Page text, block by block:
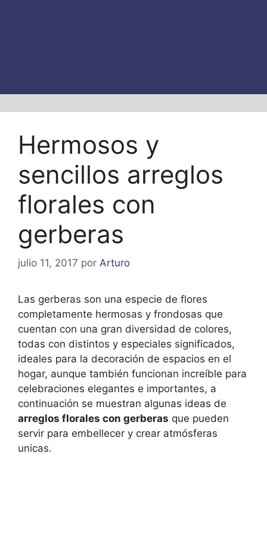
Hermosos y
sencillos arreglos
florales con
gerberas
julio 11, 2017 por Arturo
Las gerberas son una especie de flores
completamente hermosas y frondosas que
cuentan con una gran diversidad de colores,
todas con distintos y especiales significados,
ideales para la decoración de espacios en el
hogar, aunque también funcionan increíble para
celebraciones elegantes e importantes, a
continuación se muestran algunas ideas de
arreglos florales con gerberas que pueden
servir para embellecer y crear atmósferas
unicas.